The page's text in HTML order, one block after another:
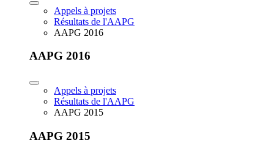
Appels à projets
Résultats de l'AAPG
AAPG 2016
AAPG 2016
Appels à projets
Résultats de l'AAPG
AAPG 2015
AAPG 2015